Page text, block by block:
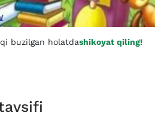
buzilgan holatdashikoyat qiling!